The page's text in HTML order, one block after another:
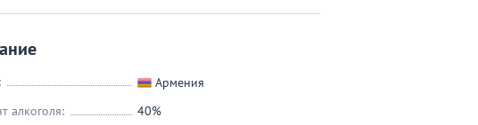
Армения
алкоголя:
40%